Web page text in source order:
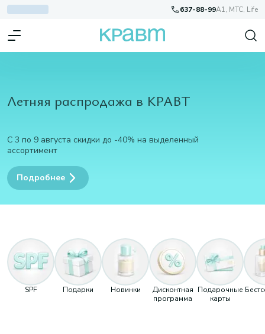
637-88-99A1, МТС, Life
Летняя распродажа в КРАВТ
С 3 по 9 августа скидки до -40% на выделенный
ассортимент
Подробнее
SPF Подарки Новинки
Дисконтная
программа
Подарочные
карты